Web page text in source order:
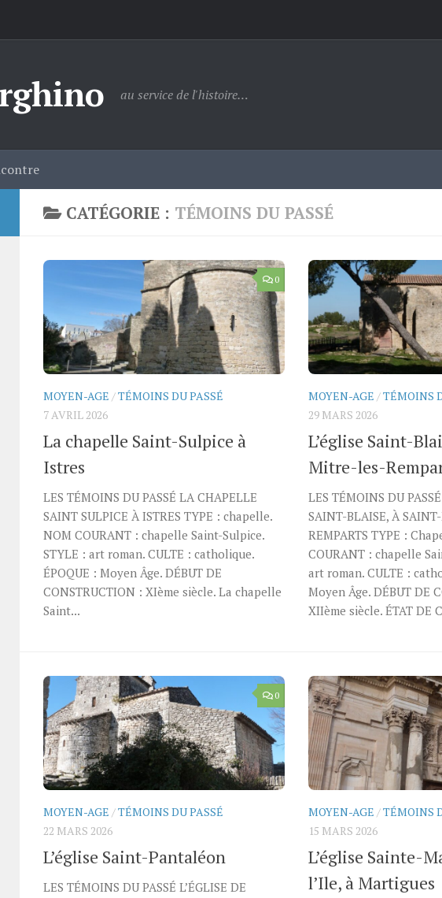
au service de l'histoire…
CATÉGORIE : TÉMOINS DU PASSÉ
0
MOYEN-AGE /TÉMOINS DU PASSÉ
7 AVRIL 2026
La chapelle Saint-Sulpice à
Istres
LES TÉMOINS DU PASSÉ LA CHAPELLE
SAINT SULPICE À ISTRES TYPE : chapelle.
NOM COURANT : chapelle Saint-Sulpice.
STYLE : art roman. CULTE : catholique.
ÉPOQUE : Moyen Âge. DÉBUT DE
CONSTRUCTION : XIème siècle. La chapelle
Saint...
MOYEN-AGE /TÉMOINS
29 MARS 2026
L’église Saint-
Mitre-les-
LES TÉMOINS DU
SAINT-BLAISE, À
REMPARTS TYPE :
COURANT : chapelle
art roman. CULTE :
Moyen Âge. DÉBUT DE
XIIème siècle. ÉTAT DE
0
MOYEN-AGE /TÉMOINS DU PASSÉ
22 MARS 2026
L’église Saint-Pantaléon
LES TÉMOINS DU PASSÉ L’ÉGLISE DE
MOYEN-AGE /TÉMOINS
15 MARS 2026
L’église Sainte-
l’Ile, à Martigues